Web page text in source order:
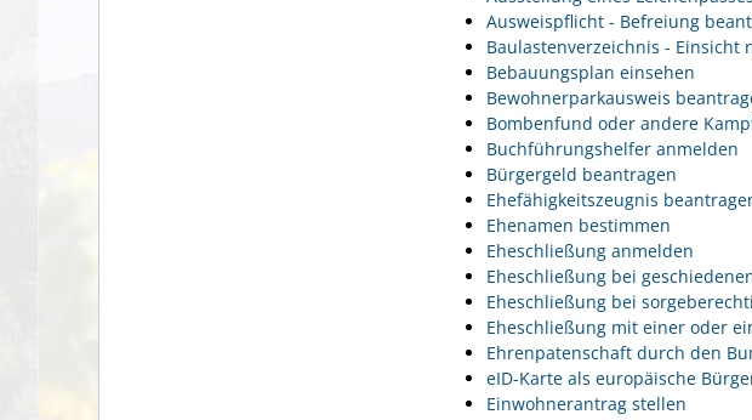
Ausweispflicht - Befreiung
Baulastenverzeichnis - Einsicht
Bebauungsplan einsehen
Bewohnerparkausweis
Bombenfund oder andere
Buchführungshelfer anmelden
Bürgergeld beantragen
Ehefähigkeitszeugnis
Ehenamen bestimmen
Eheschließung anmelden
Eheschließung bei
Eheschließung bei
Eheschließung mit einer oder
Ehrenpatenschaft durch den
eID-Karte als europäische
Einwohnerantrag stellen